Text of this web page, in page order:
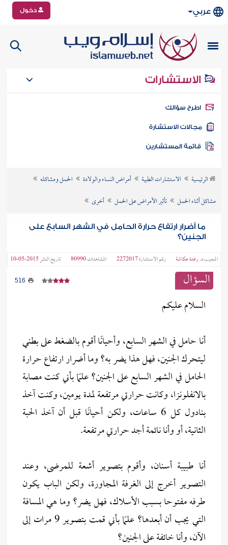
عربي دخول
الاستشارات
سؤالك
الاستشارة
الرئيسية الاستشارات الطبية أمراض النساء والولادة
الحمل ومشاكله
مشاكل أثناء الحمل
تأثير الأمراض على الحمل أخرى
ما أضرار ارتفاع حرارة الحامل في الشهر السابع على
الجنين؟
المجيبد. رغدة عكاشة رقم الاستشارة2272017 المشاهدات80990 تاريخ النشر2015-05-10
السؤال 516
السلام عليكم
أنا حامل في الشهر السابع، وأحيانًا أقوم بالضغط على بطني
ليتحرك الجنين، فهل هذا يضر به؟ وما أضرار ارتفاع حرارة
الحامل في الشهر السابع على الجنين؟ علمًا بأني كنت مصابة
بالانفلونزا، وكانت حرارتي مرتفعة لمدة يومين، وكنت آخذ
بنادول كل 6 ساعات، ولكن أحيانًا قبل أن آخذ الحبة
الثانية، أو وأنا نائمة أجد حرارتي مرتفعة.
أنا طبيبة أسنان، وأقوم بتصوير أشعة للمرضى، وعند
التصوير أخرج إلى الغرفة المجاورة، ولكن الباب يكون
طرفه مفتوحا بسبب الأسلاك، فهل يضر؟ وما هي المسافة
التي يجب أن أبعدها؟ علمًا بأني قمت بتصوير 9 مرات إلى
الآن، وأنا خائفة على الجنين؟